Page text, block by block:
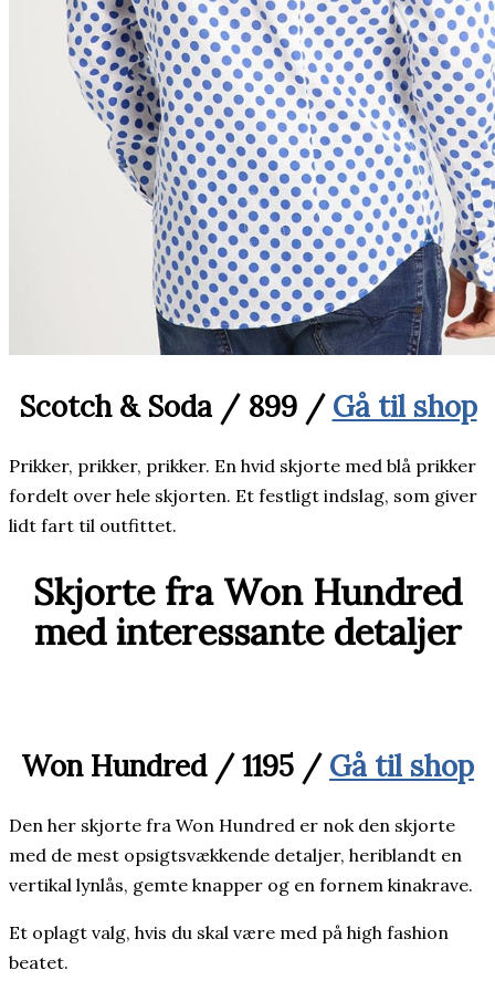
Scotch & Soda / 899 / Gå til shop
Prikker, prikker, prikker. En hvid skjorte med blå prikker
fordelt over hele skjorten. Et festligt indslag, som giver
lidt fart til outfittet.
Skjorte fra Won Hundred
med interessante detaljer
Won Hundred / 1195 / Gå til shop
Den her skjorte fra Won Hundred er nok den skjorte
med de mest opsigtsvækkende detaljer, heriblandt en
vertikal lynlås, gemte knapper og en fornem kinakrave.
Et oplagt valg, hvis du skal være med på high fashion
beatet.